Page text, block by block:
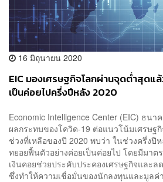
16 มิถุนายน 2020
EIC มองเศรษฐกิจโลกผ่านจุดต่ำสุดแ
เป็นค่อยไปครึ่งปีหลัง 2020
Economic Intelligence Center (EIC) ธน
ผลกระทบของโควิด-19 ต่อแนวโน้มเศรษฐ
ช่วงที่เหลือของปี 2020 พบว่า ในช่วงครึ่งปี
ทยอยฟื้นตัวอย่างค่อยเป็นค่อยไป โดยมีมาต
เงินคอยช่วยประคับประคองเศรษฐกิจและ
ซึ่งทำให้ความเชื่อมั่นของนักลงทุนและมูลค่